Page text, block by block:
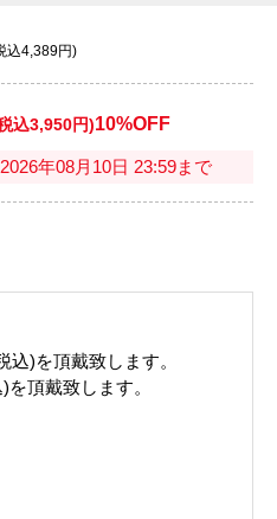
込4,389円)
込3,950円)10%OFF
年08月10日 23:59まで
込)を頂戴致します。
頂戴致します。